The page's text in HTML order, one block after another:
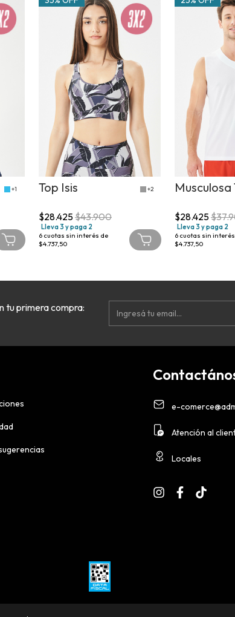
+1 Top Isis +2
$28.425$43.900
Lleva 3 y paga 2
6 cuotas sin interés de
$4.737,50
Musculosa
$28.425
Lleva 3 y paga 2
6 cuotas sin
$4.737,50
tu primera compra:
e-
Atención al
Locales